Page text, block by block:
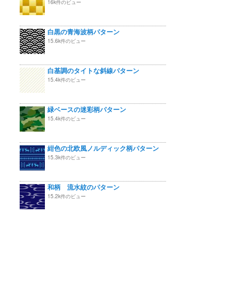
16k件のビュー
白黒の青海波柄パターン
15.6k件のビュー
白基調のタイトな斜線パターン
15.4k件のビュー
緑ベースの迷彩柄パターン
15.4k件のビュー
紺色の北欧風ノルディック柄パターン
15.3k件のビュー
和柄 流水紋のパターン
15.2k件のビュー